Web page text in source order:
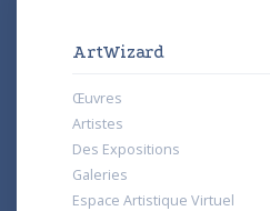
ArtWizard
Œuvres
Artistes
Des Expositions
Galeries
Espace Artistique Virtuel